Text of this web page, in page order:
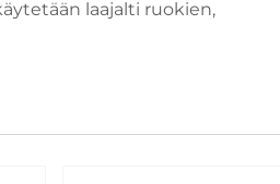
laajalti ruokien,